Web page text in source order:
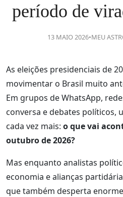
período de
13 MAIO 2026•MEU
As eleições presidenciais de
movimentar o Brasil muito
Em grupos de WhatsApp,
conversa e debates políticos,
cada vez mais: o que vai
outubro de 2026?
Mas enquanto analistas
economia e alianças
que também desperta